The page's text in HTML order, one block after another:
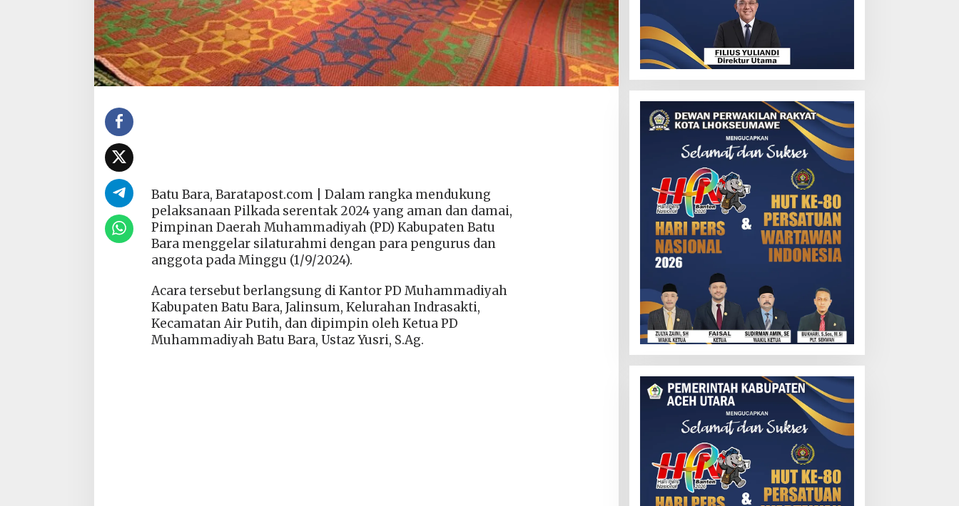
Batu Bara, Baratapost.com | Dalam rangka mendukung
pelaksanaan Pilkada serentak 2024 yang aman dan damai,
Pimpinan Daerah Muhammadiyah (PD) Kabupaten Batu
Bara menggelar silaturahmi dengan para pengurus dan
anggota pada Minggu (1/9/2024).
Acara tersebut berlangsung di Kantor PD Muhammadiyah
Kabupaten Batu Bara, Jalinsum, Kelurahan Indrasakti,
Kecamatan Air Putih, dan dipimpin oleh Ketua PD
Muhammadiyah Batu Bara, Ustaz Yusri, S.Ag.